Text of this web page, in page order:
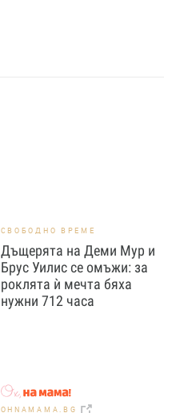
СВОБОДНО ВРЕМЕ
Дъщерята на Деми Мур и
Брус Уилис се омъжи: за
роклята ѝ мечта бяха
нужни 712 часа
OHNAMAMA.BG